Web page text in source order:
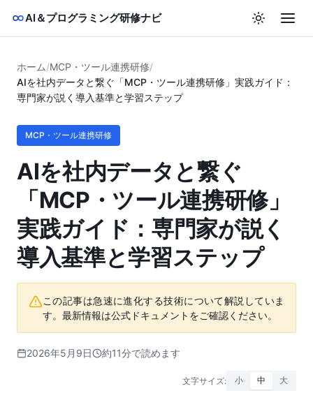
AI＆プログラミング研修ナビ
ホーム/MCP・ツール連携研修/
AIを社内データと繋ぐ「MCP・ツール連携研修」実践ガイド：
専門家が説く導入基準と学習ステップ
MCP・ツール連携研修
AIを社内データと繋ぐ
「MCP・ツール連携研修」
実践ガイド：専門家が説く
導入基準と学習ステップ
この記事は急速に進化する技術について解説していま
す。最新情報は公式ドキュメントをご確認ください。
2026年5月9日 約11分で読めます
文字サイズ: 小 中 大